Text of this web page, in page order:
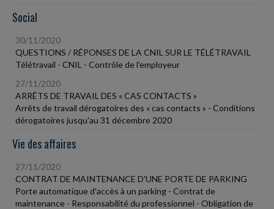
Social
30/11/2020
QUESTIONS / RÉPONSES DE LA CNIL SUR LE TÉLÉTRAVAIL
Télétravail - CNIL - Contrôle de l'employeur
27/11/2020
ARRÊTS DE TRAVAIL DES « CAS CONTACTS »
Arrêts de travail dérogatoires des « cas contacts » - Conditions
dérogatoires jusqu'au 31 décembre 2020
Vie des affaires
27/11/2020
CONTRAT DE MAINTENANCE D'UNE PORTE DE PARKING
Porte automatique d'accès à un parking - Contrat de
maintenance - Responsabilité du professionnel - Obligation de